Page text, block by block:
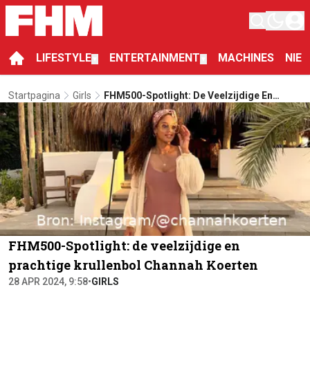
LIFESTYLE ENTERTAINMENT MACHINES
Startpagina Girls
FHM500-Spotlight: De Veelzijdige En
Prachtige Krullenbol Channah Koerten
FHM500-Spotlight: de veelzijdige en
prachtige krullenbol Channah Koerten
28 APR 2024, 9:58•GIRLS